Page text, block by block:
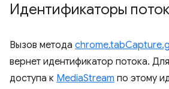
Идентификаторы
Вызов метода
вернет идентификатор потока.
доступа к MediaStream по этому